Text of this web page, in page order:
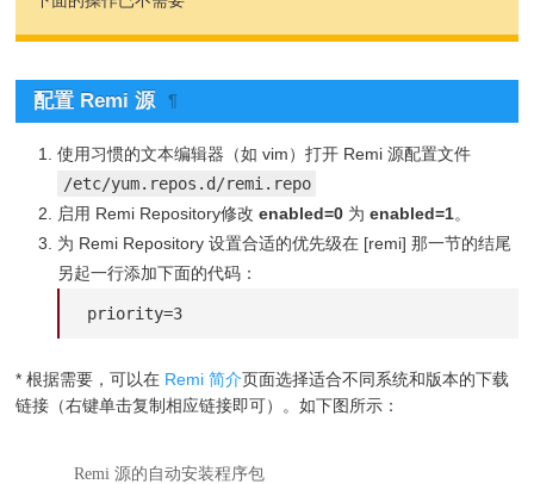
配置 Remi 源 ¶
使用习惯的文本编辑器（如 vim）打开 Remi 源配置文件
/etc/yum.repos.d/remi.repo
启用 Remi Repository修改enabled=0 为enabled=1。
为 Remi Repository 设置合适的优先级在 [remi] 那一节的结尾
另起一行添加下面的代码：
priority=3
* 根据需要，可以在 Remi 简介页面选择适合不同系统和版本的下载
链接（右键单击复制相应链接即可）。如下图所示：
Remi 源的自动安装程序包